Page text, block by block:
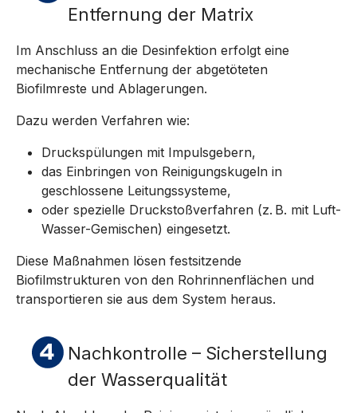
Entfernung der Matrix
Im Anschluss an die Desinfektion erfolgt eine
mechanische Entfernung der abgetöteten
Biofilmreste und Ablagerungen.
Dazu werden Verfahren wie:
Druckspülungen mit Impulsgebern,
das Einbringen von Reinigungskugeln in
geschlossene Leitungssysteme,
oder spezielle Druckstoßverfahren (z. B. mit Luft-
Wasser-Gemischen) eingesetzt.
Diese Maßnahmen lösen festsitzende
Biofilmstrukturen von den Rohrinnenflächen und
transportieren sie aus dem System heraus.
Nachkontrolle – Sicherstellung
der Wasserqualität